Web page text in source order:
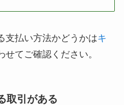
支払い方法かどうかはキ
せてご確認ください。
取引がある